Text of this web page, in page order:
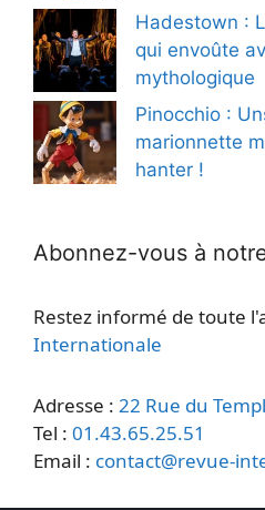
Hadestown :
qui envoûte
mythologique
Pinocchio :
marionnette
hanter !
Abonnez-vous à
Restez informé de toute
Internationale
Adresse : 22 Rue du
Tel : 01.43.65.25.51
Email : contact@revue-